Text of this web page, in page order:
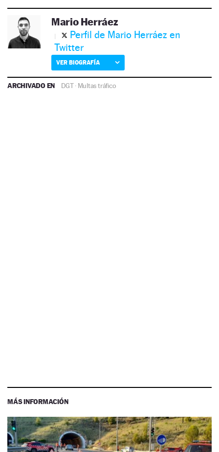
Mario Herráez
Perfil de Mario Herráez en
Twitter
VER BIOGRAFÍA
ARCHIVADO EN DGT· Multas tráfico
MÁS INFORMACIÓN